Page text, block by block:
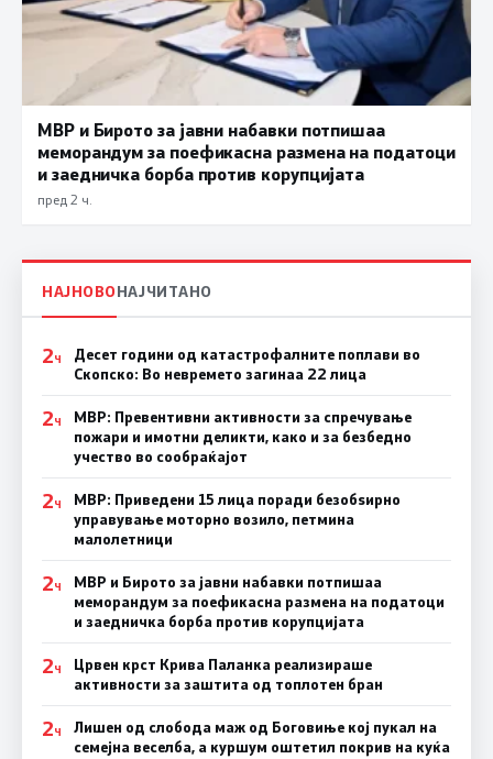
МВР и Бирото за јавни набавки потпишаа
меморандум за поефикасна размена на податоци
и заедничка борба против корупцијата
пред 2 ч.
НАЈНОВОНАЈЧИТАНО
2Ч
Десет години од катастрофалните поплави во
Скопско: Во невремето загинаа 22 лица
2Ч
МВР: Превентивни активности за спречување
пожари и имотни деликти, како и за безбедно
учество во сообраќајот
2Ч
МВР: Приведени 15 лица поради безобѕирно
управување моторно возило, петмина
малолетници
2Ч
МВР и Бирото за јавни набавки потпишаа
меморандум за поефикасна размена на податоци
и заедничка борба против корупцијата
2Ч
Црвен крст Крива Паланка реализираше
активности за заштита од топлотен бран
2Ч
Лишен од слобода маж од Боговиње кој пукал на
семејна веселба, а куршум оштетил покрив на куќа